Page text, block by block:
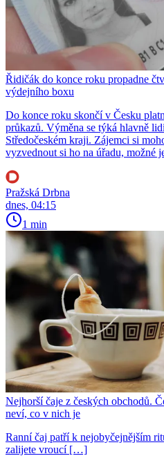
Řidičák do konce roku propadne
výdejního boxu
Do konce roku skončí v Česku
průkazů. Výměna se týká hlavně
Středočeském kraji. Zájemci si
vyzvednout si ho na úřadu, možné
Pražská Drbna
dnes, 04:15
1 min
Nejhorší čaje z českých obchodů.
neví, co v nich je
Ranní čaj patří k nejobyčejnějším
zalijete vroucí […]